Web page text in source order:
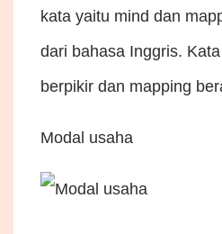
kata yaitu mind dan
dari bahasa Inggris.
berpikir dan mapping
Modal usaha